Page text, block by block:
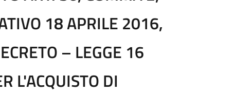
18 APRILE 2016,
– LEGGE 16
L'ACQUISTO DI